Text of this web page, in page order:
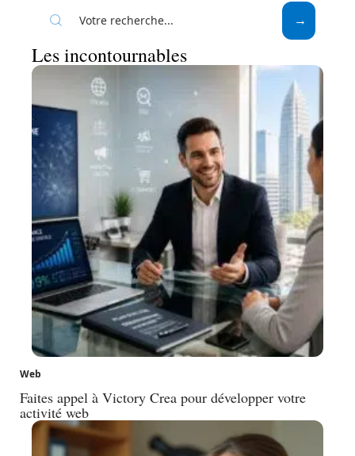
Les incontournables
Web
Faites appel à Victory Crea pour développer votre
activité web